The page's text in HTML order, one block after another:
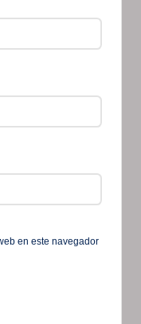
en este navegador